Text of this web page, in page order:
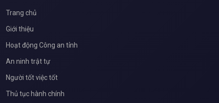
Trang chủ
Giới thiệu
Hoạt động Công an tỉnh
An ninh trật tự
Người tốt việc tốt
Thủ tục hành chính